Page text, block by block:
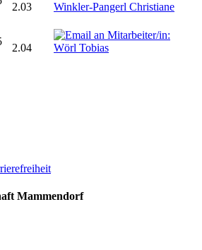
2.03
2.04
Mammendorf